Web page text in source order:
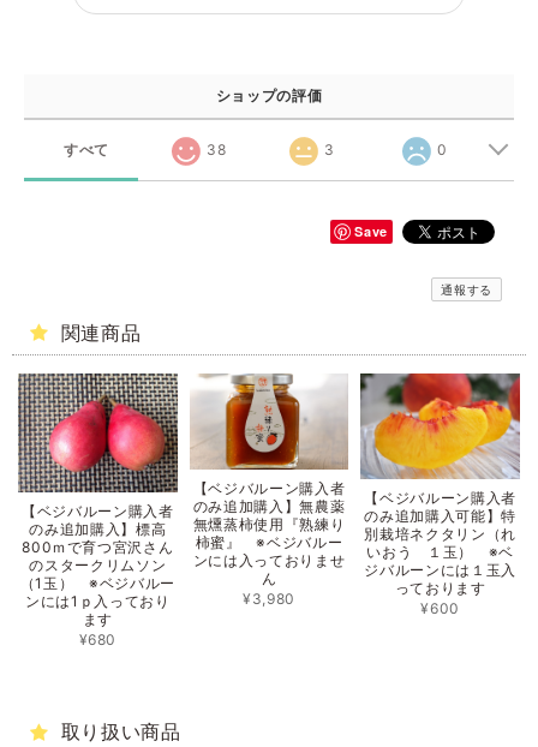
ショップの評価
すべて 38 3 0
Save
通報する
関連商品
【ベジバルーン購入者
のみ追加購入】標高
800ｍで育つ宮沢さん
のスタークリムソン
（1玉） ※ベジバルー
ンには1ｐ入っており
ます
¥680
【ベジバルーン購入者
のみ追加購入】無農薬
無燻蒸柿使用『熟練り
柿蜜』 ※ベジバルー
ンには入っておりませ
ん
¥3,980
【ベジバルーン購入者
のみ追加購入可能】特
別栽培ネクタリン（れ
いおう １玉） ※ベ
ジバルーンには１玉入
っております
¥600
取り扱い商品